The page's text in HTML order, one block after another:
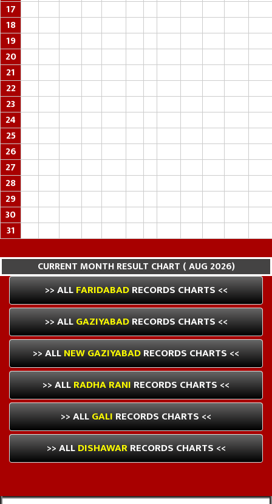
17
18
19
20
21
22
23
24
25
26
27
28
29
30
31
CURRENT MONTH RESULT CHART ( AUG 2026)
>> ALLFARIDABADRECORDS CHARTS <<
>> ALLGAZIYABADRECORDS CHARTS <<
>> ALLNEW GAZIYABADRECORDS CHARTS <<
>> ALLRADHA RANIRECORDS CHARTS <<
>> ALLGALIRECORDS CHARTS <<
>> ALLDISHAWARRECORDS CHARTS <<